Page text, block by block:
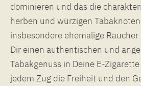
dominieren und das die
herben und würzigen
insbesondere ehemalige
Dir einen authentischen und
Tabakgenuss in Deine E-
jedem Zug die Freiheit und den